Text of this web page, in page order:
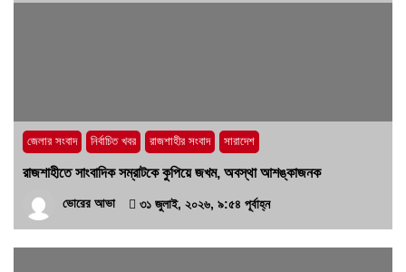
জেলার সংবাদ নির্বাচিত খবর রাজশাহীর সংবাদ সারাদেশ
রাজশাহীতে সাংবাদিক সম্রাটকে কুপিয়ে জখম, অবস্থা আশঙ্কাজনক
ভোরের আভা ৩১ জুলাই, ২০২৬, ৯:৫৪ পূর্বাহ্ন